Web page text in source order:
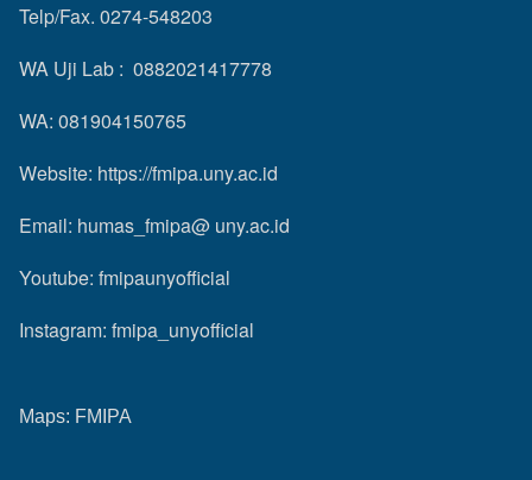
Telp/Fax. 0274-548203
WA Uji Lab : 0882021417778
WA: 081904150765
Website: https://fmipa.uny.ac.id
Email: humas_fmipa@ uny.ac.id
Youtube: fmipaunyofficial
Instagram: fmipa_unyofficial
Maps: FMIPA